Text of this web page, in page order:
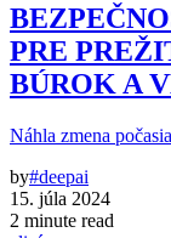
PRE
BÚROK A
Náhla zmena
by#deepai
15. júla 2024
2 minute read